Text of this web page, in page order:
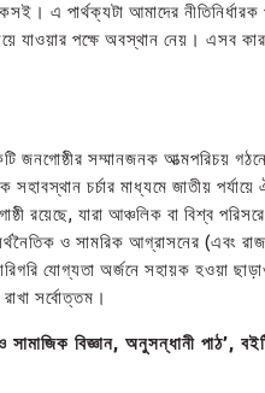
এ পার্থক্যটা আমাদের
যাওয়ার পক্ষে অবস্থান নেয়।
জনগোষ্ঠীর সম্মানজনক আত্মপরিচয়
চর্চার মাধ্যমে জাতীয়
রয়েছে, যারা আঞ্চলিক বা বিশ্ব
ও সামরিক আগ্রাসনের (এবং
যোগ্যতা অর্জনে সহায়ক হওয়া
সর্বোত্তম।
বিজ্ঞান, অনুসন্ধানী পাঠ’,